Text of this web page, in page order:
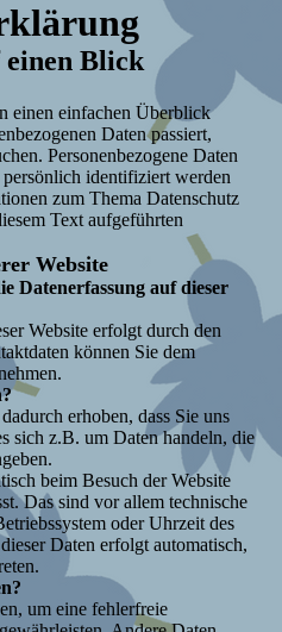
einen Blick
einen einfachen Überblick
Daten passiert,
Personenbezogene Daten
identifiziert werden
zum Thema Datenschutz
Text aufgeführten
Website
Datenerfassung auf dieser
Website erfolgt durch den
können Sie dem
erhoben, dass Sie uns
sich z.B. um Daten handeln, die
beim Besuch der Website
Das sind vor allem technische
oder Uhrzeit des
Daten erfolgt automatisch,
um eine fehlerfreie